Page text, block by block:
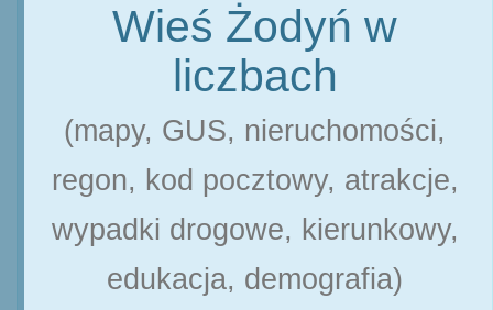
Wieś Żodyń w
liczbach
(mapy, GUS, nieruchomości,
regon, kod pocztowy, atrakcje,
wypadki drogowe, kierunkowy,
edukacja, demografia)